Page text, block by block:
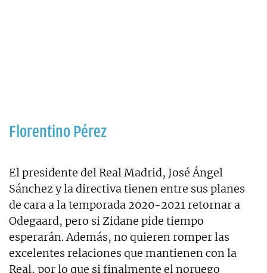
Florentino Pérez
El presidente del Real Madrid, José Ángel
Sánchez y la directiva tienen entre sus planes
de cara a la temporada 2020-2021 retornar a
Odegaard, pero si Zidane pide tiempo
esperarán. Además, no quieren romper las
excelentes relaciones que mantienen con la
Real, por lo que si finalmente el noruego